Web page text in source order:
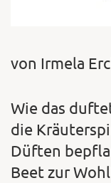
von Irmela
Wie das
die
Düften
Beet zur